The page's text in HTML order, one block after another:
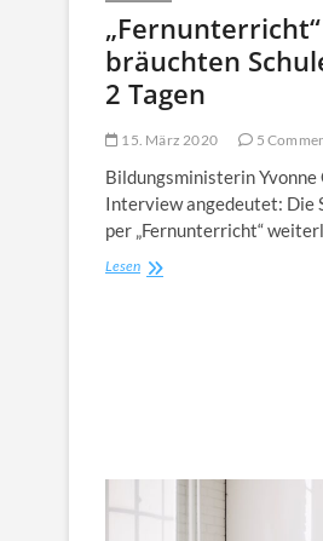
bräuchten
2 Tagen
15. März 2020 5
Bildungsministerin Yvonne
Interview angedeutet: Die
per „Fernunterricht“
Lesen„Fernunterricht“